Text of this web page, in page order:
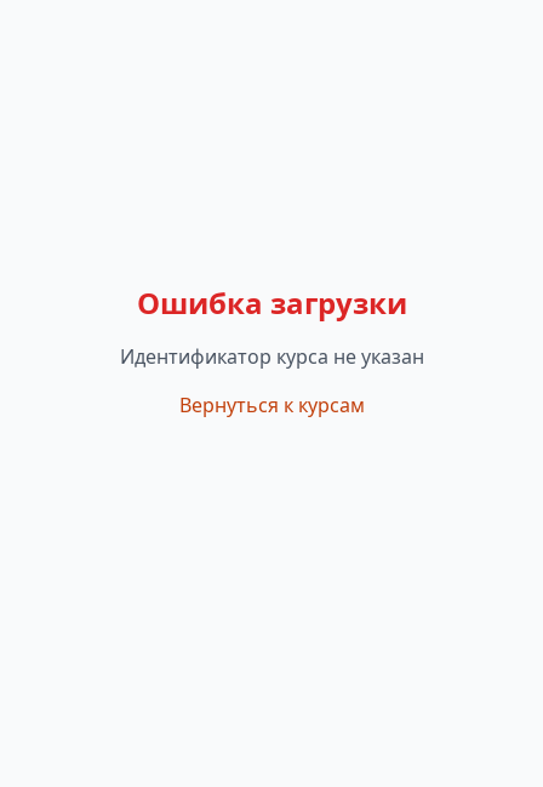
Ошибка загрузки
Идентификатор курса не указан
Вернуться к курсам